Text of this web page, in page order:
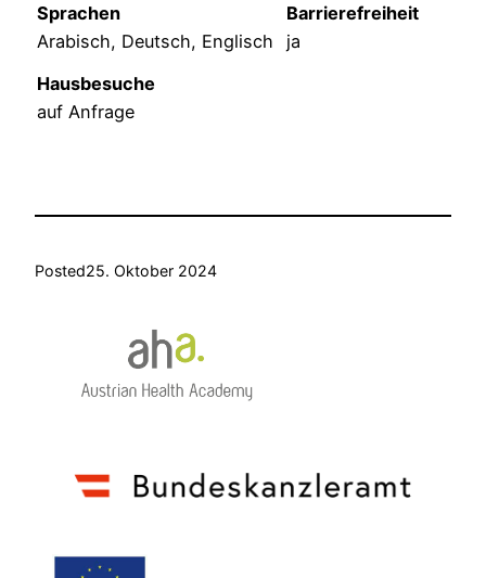
Sprachen
Arabisch, Deutsch, Englisch
Barrierefreiheit
ja
Hausbesuche
auf Anfrage
Posted25. Oktober 2024